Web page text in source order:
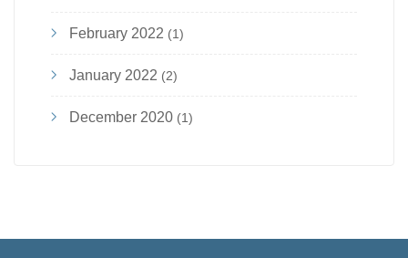
February 2022 (1)
January 2022 (2)
December 2020 (1)